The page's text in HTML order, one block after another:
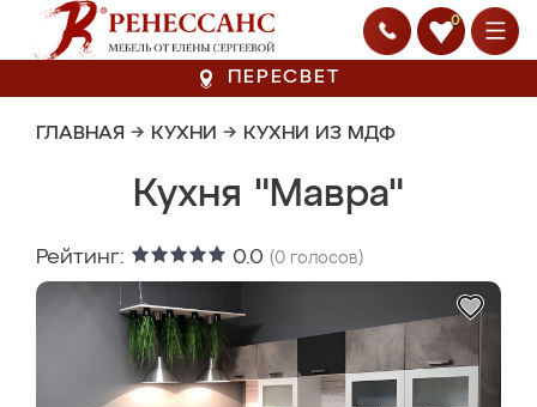
0
ПЕРЕСВЕТ
ГЛАВНАЯ → КУХНИ → КУХНИ ИЗ МДФ
Кухня "Мавра"
Рейтинг: 0.0 (0 голосов)